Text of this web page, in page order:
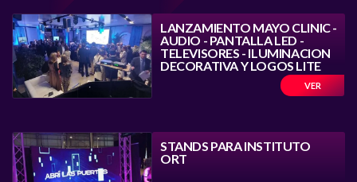
LANZAMIENTO MAYO CLINIC -
AUDIO - PANTALLA LED -
TELEVISORES - ILUMINACION
DECORATIVA Y LOGOS LITE
VER
STANDS PARA INSTITUTO
ORT